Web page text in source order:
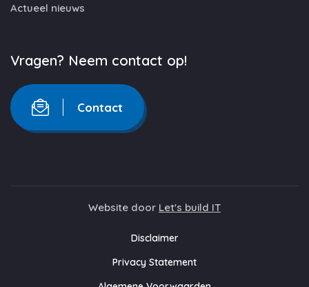
Actueel nieuws
Vragen? Neem contact op!
Contact
Website door Let's build IT
Disclaimer
Privacy Statement